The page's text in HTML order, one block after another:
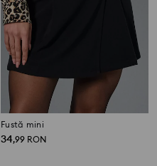
Fustă mini
34,99 RON